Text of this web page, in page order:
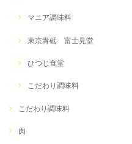
マニア調味料
東京青砥 富士見堂
ひつじ食堂
こだわり調味料
こだわり調味料
肉